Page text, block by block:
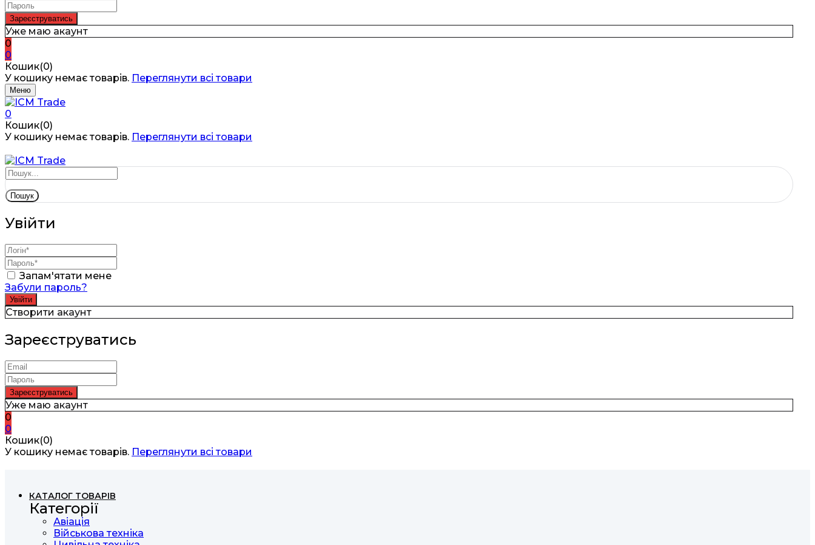
Уже маю акаунт
0
0
Кошик(0)
У кошику немає товарів. Переглянути всі товари
Меню
0
Кошик(0)
У кошику немає товарів. Переглянути всі товари
Пошук
Увійти
Запам'ятати мене
Забули пароль?
Створити акаунт
Зареєструватись
Уже маю акаунт
0
0
Кошик(0)
У кошику немає товарів. Переглянути всі товари
КАТАЛОГ ТОВАРІВ
Категорії
Авіація
Військова техніка